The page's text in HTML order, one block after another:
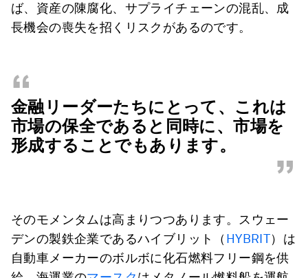
ば、資産の陳腐化、サプライチェーンの混乱、成
長機会の喪失を招くリスクがあるのです。
“
金融リーダーたちにとって、これは
市場の保全であると同時に、市場を
形成することでもあります。
”
そのモメンタムは高まりつつあります。スウェー
デンの製鉄企業であるハイブリット（ HYBRIT）は
自動車メーカーのボルボに化石燃料フリー鋼を供